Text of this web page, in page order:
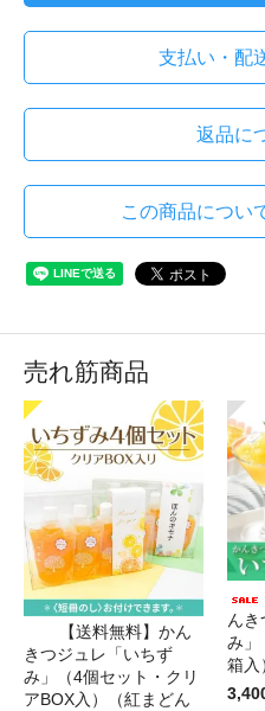
支払い・配
返品に
この商品につい
売れ筋商品
【送料無料】かん
きつジュレ「いちず
み」（4個セット・クリ
アBOX入）（紅まどん
ん
み」
箱入